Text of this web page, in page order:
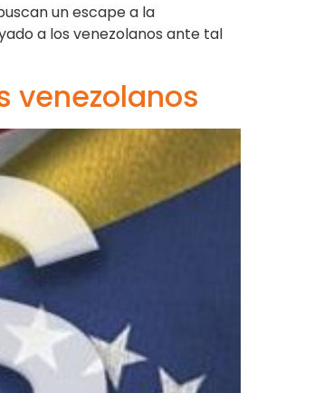
un escape a la
a los venezolanos ante tal
venezolanos